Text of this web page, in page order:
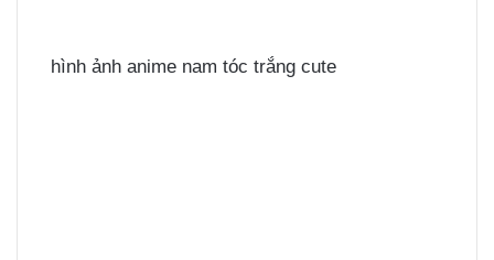
hình ảnh anime nam tóc trắng cute